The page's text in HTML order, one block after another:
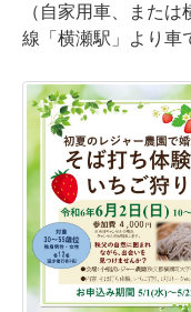
（自家用車、また
線「横瀬駅」より車